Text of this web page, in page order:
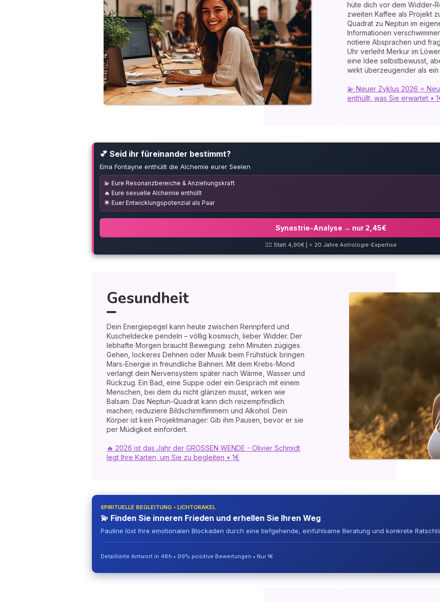
hüte dich vor dem Widder-
zweiten Kaffee als Projekt
Quadrat zu Neptun im
Informationen
notiere Absprachen und
Uhr verleiht Merkur im
eine Idee selbstbewusst,
wirkt überzeugender als
💫 Neuer Zyklus 2026 =
enthüllt, was Sie erwartet •
💕 Seid ihr füreinander bestimmt?
Ema Fontayne enthüllt die Alchemie eurer Seelen
💫 Eure Resonanzbereiche & Anziehungskraft
🔥 Eure sexuelle Alchemie enthüllt
🌟 Euer Entwicklungspotenzial als Paar
Synastrie-Analyse → nur 2,45€
❤️‍🔥 Statt 4,90€ | ⭐ 20 Jahre Astrologie-Expertise
Gesundheit
Dein Energiepegel kann heute zwischen Rennpferd und
Kuscheldecke pendeln – völlig kosmisch, lieber Widder. Der
lebhafte Morgen braucht Bewegung: zehn Minuten zügiges
Gehen, lockeres Dehnen oder Musik beim Frühstück bringen
Mars-Energie in freundliche Bahnen. Mit dem Krebs-Mond
verlangt dein Nervensystem später nach Wärme, Wasser und
Rückzug. Ein Bad, eine Suppe oder ein Gespräch mit einem
Menschen, bei dem du nicht glänzen musst, wirken wie
Balsam. Das Neptun-Quadrat kann dich reizempfindlich
machen; reduziere Bildschirmflimmern und Alkohol. Dein
Körper ist kein Projektmanager: Gib ihm Pausen, bevor er sie
per Müdigkeit einfordert.
🔥 2026 ist das Jahr der GROSSEN WENDE - Olivier Schmidt
legt Ihre Karten, um Sie zu begleiten • 1€
SPIRITUELLE BEGLEITUNG • LICHTORAKEL
💫 Finden Sie inneren Frieden und erhellen Sie Ihren Weg
Pauline löst Ihre emotionalen Blockaden durch eine tiefgehende, einfühlsame Beratung und konkrete
Detaillierte Antwort in 48h • 99% positive Bewertungen • Nur 1€